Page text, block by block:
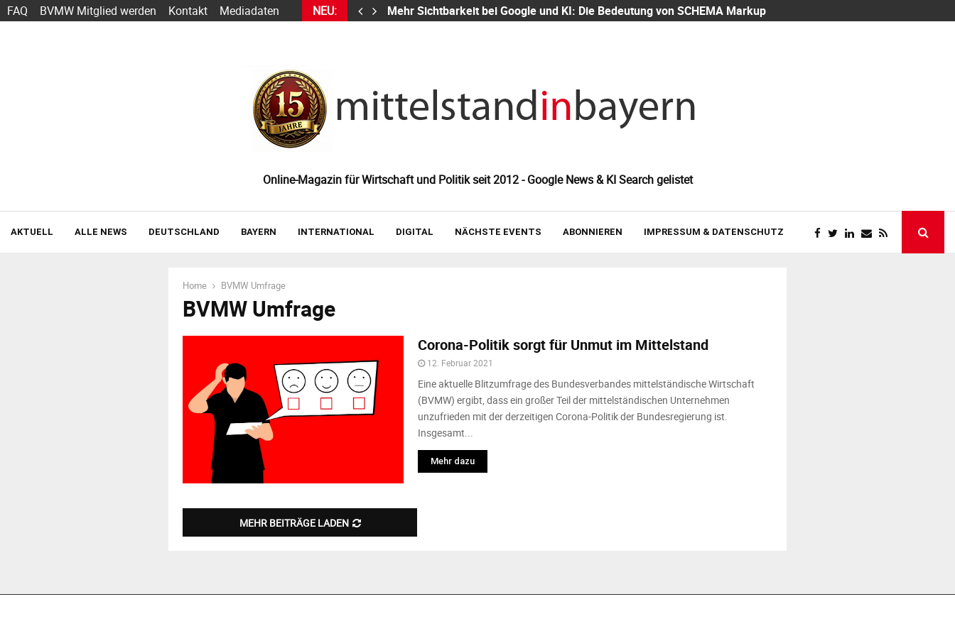
FAQ BVMW Mitglied werden Kontakt Mediadaten NEU:
heute schon funktioniert — und wie der Einstieg gelingt Mehr Sichtbarkeit bei Google und KI: Die Bedeutung von SCHEMA Markup
Online-Magazin für Wirtschaft und Politik seit 2012 - Google News & KI Search gelistet
AKTUELL ALLE NEWS DEUTSCHLAND BAYERN INTERNATIONAL DIGITAL NÄCHSTE EVENTS ABONNIEREN IMPRESSUM & DATENSCHUTZ
Home BVMW Umfrage
BVMW Umfrage
Corona-Politik sorgt für Unmut im Mittelstand
12. Februar 2021
Eine aktuelle Blitzumfrage des Bundesverbandes mittelständische Wirtschaft
(BVMW) ergibt, dass ein großer Teil der mittelständischen Unternehmen
unzufrieden mit der derzeitigen Corona-Politik der Bundesregierung ist.
Insgesamt...
Mehr dazu
MEHR BEITRÄGE LADEN